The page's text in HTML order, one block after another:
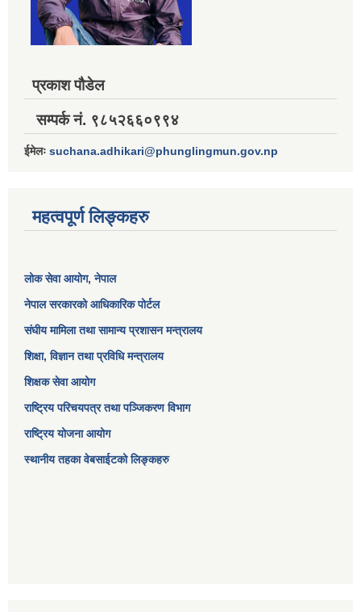
प्रकाश पौडेल
सम्पर्क नं. ९८५२६६०९९४
ईमेलः suchana.adhikari@phunglingmun.gov.np
महत्वपूर्ण लिङ्कहरु
लोक सेवा आयोग, नेपाल
नेपाल सरकारको आधिकारिक पोर्टल
संघीय मामिला तथा सामान्य प्रशासन मन्त्रालय
शिक्षा, विज्ञान तथा प्रविधि मन्त्रालय
शिक्षक सेवा आयोग
राष्ट्रिय परिचयपत्र तथा पञ्जिकरण विभाग
राष्ट्रिय योजना आयोग
स्थानीय तहका वेबसाईटको लिङ्कहरु